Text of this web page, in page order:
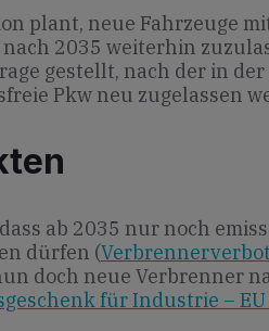
plant, neue Fahrzeuge
2035 weiterhin
gestellt, nach der in der
Pkw neu zugelassen
ab 2035 nur noch
dürfen (
doch neue Verbrenner
für Industrie –